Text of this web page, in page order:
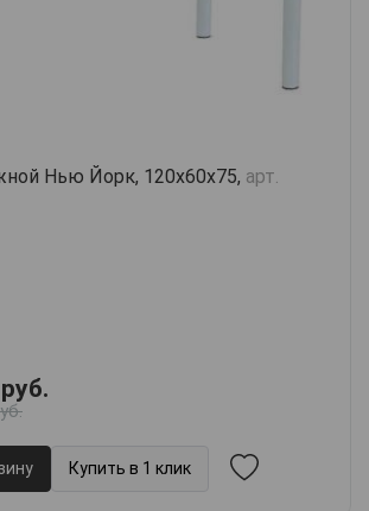
Нью Йорк, 120х60х75, арт.
Купить в 1 клик